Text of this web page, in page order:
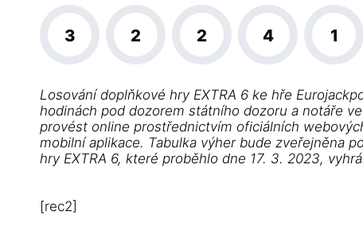
3 2 2 4 1
Losování doplňkové hry EXTRA 6 ke hře
hodinách pod dozorem státního dozoru a notáře
provést online prostřednictvím oficiálních
mobilní aplikace. Tabulka výher bude zveřejněna
hry EXTRA 6, které proběhlo dne 17. 3. 2023,
[rec2]